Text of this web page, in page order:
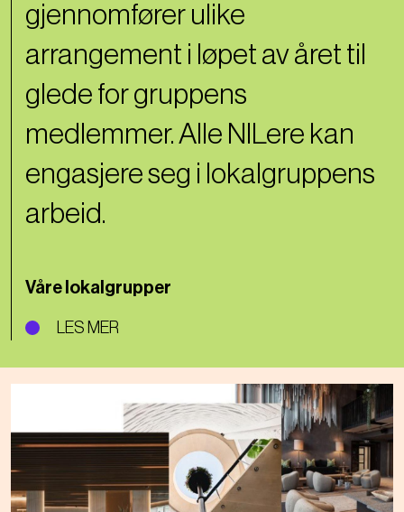
gjennomfører ulike
arrangement i løpet av året til
glede for gruppens
medlemmer. Alle NILere kan
engasjere seg i lokalgruppens
arbeid.
Våre lokalgrupper
LES MER